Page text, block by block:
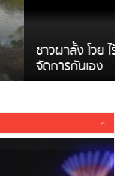
ดูแล ดินสไลด์ ต้อง